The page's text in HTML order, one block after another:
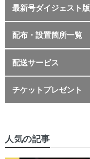
最新号ダイジェスト版
配布・設置箇所一覧
配送サービス
チケットプレゼント
人気の記事